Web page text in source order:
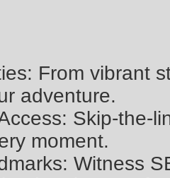
From vibrant
adventure.
Skip-the-
moment.
Witness